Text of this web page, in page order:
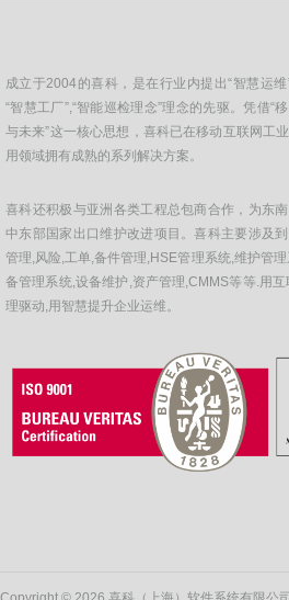
成立于2004的喜科，是在行业内提出“智慧运维
“智慧工厂”,“智能巡检理念”理念的先驱。凭借“
与未来”这一核心思想，喜科已在移动互联网工
用领域拥有成熟的系列解决方案。
喜科还积极与亚洲各类工程总包商合作，为东
中东部国家出口维护改进项目。喜科主要涉及
管理,风险,工单,备件管理,HSE管理系统,维护管
备管理系统,设备维护,资产管理,CMMS等等.用互
理驱动,用智慧提升企业运维。